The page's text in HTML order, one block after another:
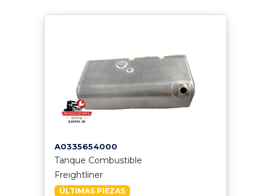
A0335654000
Tanque Combustible
Freightliner
ÚLTIMAS PIEZAS